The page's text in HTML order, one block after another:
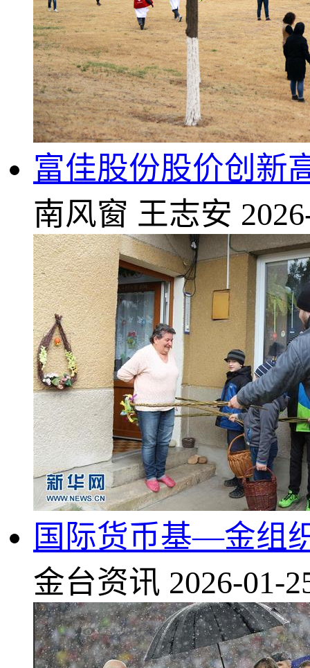
富佳股份股价创新
南风窗 王志安
国际货币基—金组
金台资讯 2026-01-